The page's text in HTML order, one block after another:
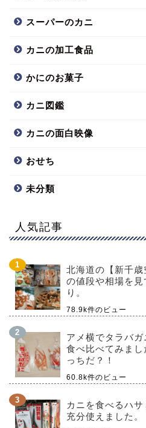
スーパーのカニ
カニの加工食品
かにのお菓子
カニ図鑑
カニの面白映像
おせち
未分類
人気記事
北海道の【新千
の値段や相場を
り。
78.9k件のビュー
アメ横でタラバ
食べ比べてみま
っちだ？！
60.8k件のビュー
カニを食べるハ
充分使えました。